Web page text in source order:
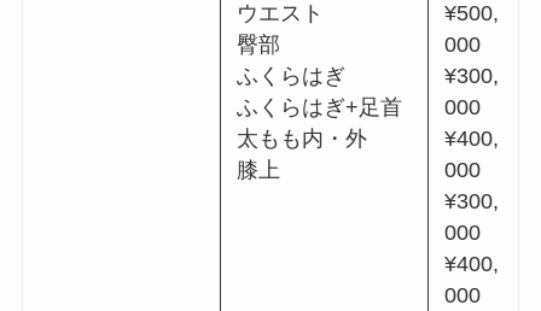
ウエスト
臀部
ふくらはぎ
ふくらはぎ+足首
太もも内・外
膝上
¥500,
000
¥300,
000
¥400,
000
¥300,
000
¥400,
000